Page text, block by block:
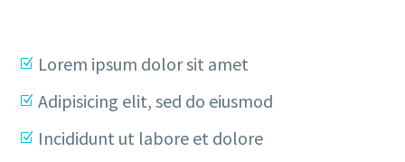
Lorem ipsum dolor sit amet
Adipisicing elit, sed do eiusmod
Incididunt ut labore et dolore